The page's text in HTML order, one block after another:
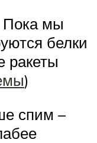
Пока мы
белки
ракеты
)
спим –